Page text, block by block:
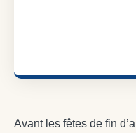
Avant les fêtes de fin